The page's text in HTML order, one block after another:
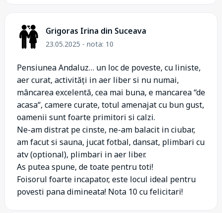
Grigoras Irina din Suceava
23.05.2025 - nota: 10
Pensiunea Andaluz… un loc de poveste, cu liniste,
aer curat, activități in aer liber si nu numai,
mâncarea excelentă, cea mai buna, e mancarea “de
acasa“, camere curate, totul amenajat cu bun gust,
oamenii sunt foarte primitori si calzi.
Ne-am distrat pe cinste, ne-am balacit in ciubar,
am facut si sauna, jucat fotbal, dansat, plimbari cu
atv (optional), plimbari in aer liber.
As putea spune, de toate pentru toti!
Foisorul foarte incapator, este locul ideal pentru
povesti pana dimineata! Nota 10 cu felicitari!